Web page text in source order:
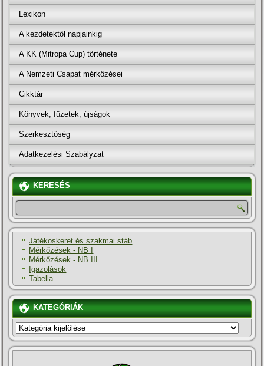
Lexikon
A kezdetektől napjainkig
A KK (Mitropa Cup) története
A Nemzeti Csapat mérkőzései
Cikktár
Könyvek, füzetek, újságok
Szerkesztőség
Adatkezelési Szabályzat
KERESÉS
Játékoskeret és szakmai stáb
Mérkőzések - NB I
Mérkőzések - NB III
Igazolások
Tabella
KATEGÓRIÁK
KATEGÓRIÁK